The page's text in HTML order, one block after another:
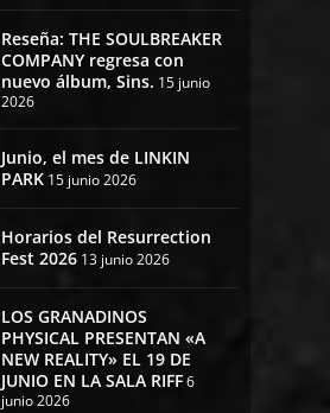
Reseña: THE SOULBREAKER
COMPANY regresa con
nuevo álbum, Sins. 15 junio
2026
Junio, el mes de LINKIN
PARK 15 junio 2026
Horarios del Resurrection
Fest 2026 13 junio 2026
LOS GRANADINOS
PHYSICAL PRESENTAN «A
NEW REALITY» EL 19 DE
JUNIO EN LA SALA RIFF6
junio 2026